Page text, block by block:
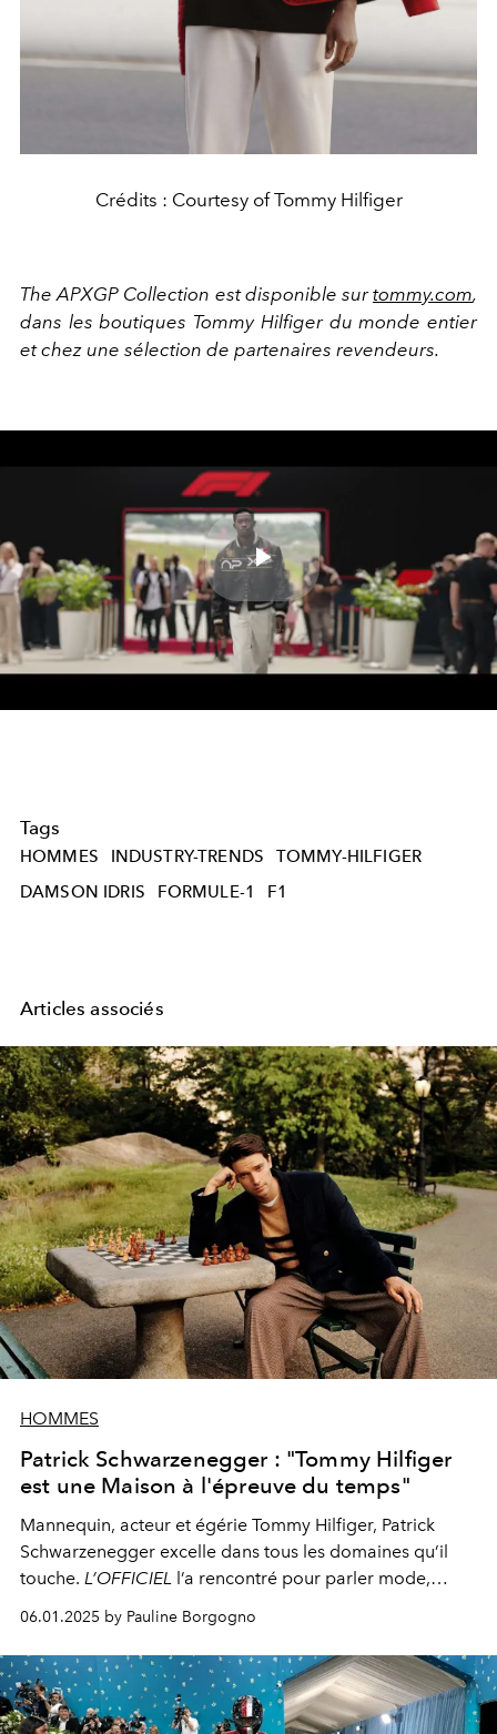
Crédits : Courtesy of Tommy Hilfiger
The APXGP Collection est disponible surtommy.com,
dans les boutiques Tommy Hilfiger du monde entier
et chez une sélection de partenaires revendeurs.
Play
Tags
HOMMES INDUSTRY-TRENDS
TOMMY-HILFIGER
DAMSON IDRIS
FORMULE-1 F1
Articles associés
HOMMES
Patrick Schwarzenegger : "Tommy Hilfiger
est une Maison à l'épreuve du temps"
Mannequin, acteur et égérie Tommy Hilfiger, Patrick
Schwarzenegger excelle dans tous les domaines qu’il
touche. L’OFFICIEL l’a rencontré pour parler mode,
fiancée, Abby Champion.
06.01.2025 by Pauline Borgogno